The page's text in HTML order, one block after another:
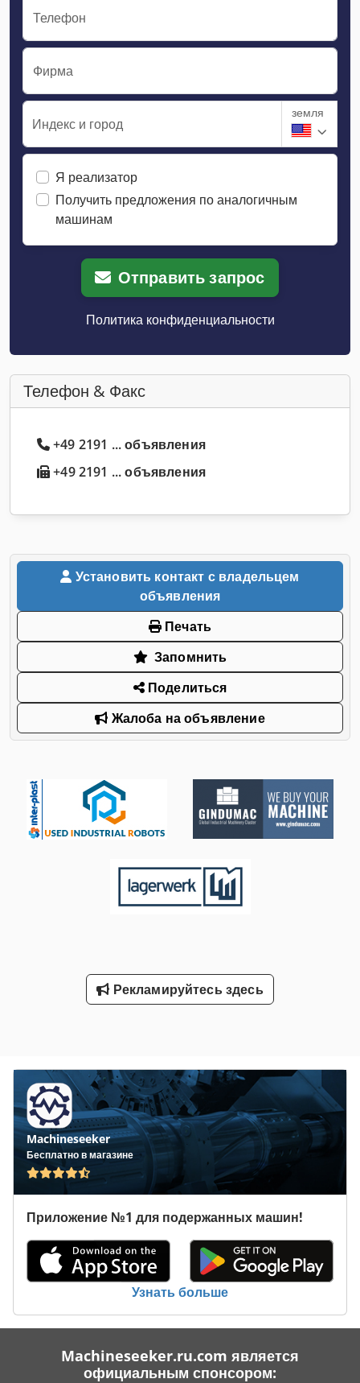
Телефон
Фирма
Индекс и город
земля
Я реализатор
Получить предложения по аналогичным
машинам
Отправить запрос
Политика конфиденциальности
Телефон & Факс
+49 2191 ... объявления
+49 2191 ... объявления
объявления
Печать
Запомнить
Поделиться
Жалоба на объявление
Рекламируйтесь здесь
Machineseeker
Бесплатно в магазине
Приложение №1 для подержанных машин!
Узнать больше
Machineseeker.ru.com является
официальным спонсором: